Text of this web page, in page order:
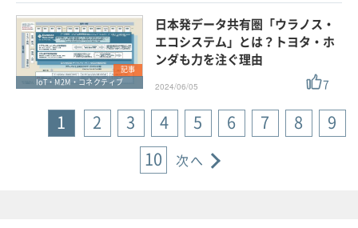
記事
IoT・M2M・コネクティブ
日本発データ共有圏「ウラノス・
エコシステム」とは？トヨタ・ホ
ンダも力を注ぐ理由
2024/06/05 7
1 2 3 4 5 6 7 8
9
10
次へ